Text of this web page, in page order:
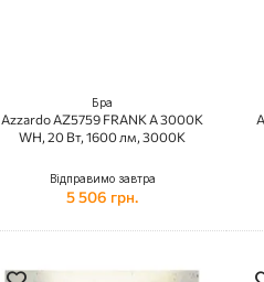
Бра
Azzardo AZ5759 FRANK A 3000K
WH, 20 Вт, 1600 лм, 3000К
Відправимо завтра
5 506 грн.